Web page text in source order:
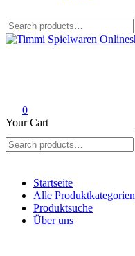
for:
0
Your Cart
for:
Startseite
Alle Produktkategorien
Produktsuche
Über uns